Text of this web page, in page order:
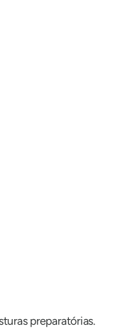
preparatórias.